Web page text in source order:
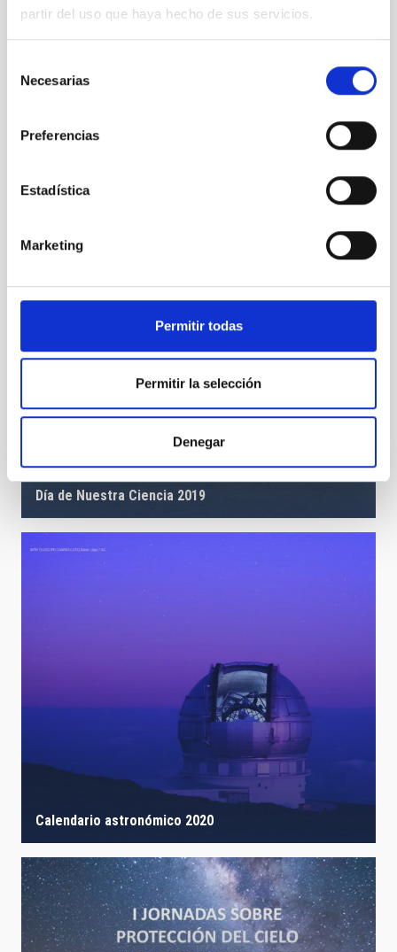
partir del uso que haya hecho de sus servicios.
Necesarias
Preferencias
Estadística
Marketing
Permitir todas
Permitir la selección
Denegar
Calendario
2023
Te puede interesar
Día de Nuestra Ciencia 2019
Calendario astronómico 2020